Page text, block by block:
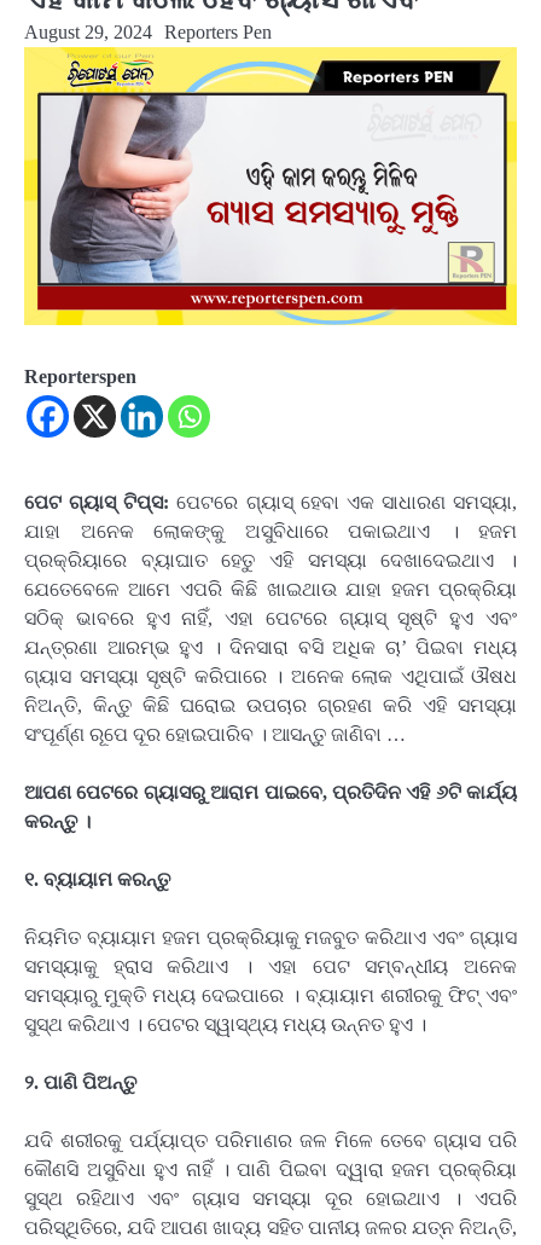
August 29, 2024 Reporters Pen
Reporterspen
ପେଟ ଗ୍ୟାସ୍ ଟିପ୍ସ: ପେଟରେ ଗ୍ୟାସ୍ ହେବା ଏକ ସାଧାରଣ ସମସ୍ୟା,
ଯାହା ଅନେକ ଲୋକଙ୍କୁ ଅସୁବିଧାରେ ପକାଇଥାଏ । ହଜମ
ପ୍ରକ୍ରିୟାରେ ବ୍ୟାଘାତ ହେତୁ ଏହି ସମସ୍ୟା ଦେଖାଦେଇଥାଏ ।
ଯେତେବେଳେ ଆମେ ଏପରି କିଛି ଖାଇଥାଉ ଯାହା ହଜମ ପ୍ରକ୍ରିୟା
ସଠିକ୍ ଭାବରେ ହୁଏ ନାହିଁ, ଏହା ପେଟରେ ଗ୍ୟାସ୍ ସୃଷ୍ଟି ହୁଏ ଏବଂ
ଯନ୍ତ୍ରଣା ଆରମ୍ଭ ହୁଏ । ଦିନସାରା ବସି ଅଧିକ ଚା’ ପିଇବା ମଧ୍ୟ
ଗ୍ୟାସ ସମସ୍ୟା ସୃଷ୍ଟି କରିପାରେ । ଅନେକ ଲୋକ ଏଥିପାଇଁ ଔଷଧ
ନିଅନ୍ତି, କିନ୍ତୁ କିଛି ଘରୋଇ ଉପଚାର ଗ୍ରହଣ କରି ଏହି ସମସ୍ୟା
ସଂପୂର୍ଣ୍ଣ ରୂପେ ଦୂର ହୋଇପାରିବ । ଆସନ୍ତୁ ଜାଣିବା …
ଆପଣ ପେଟରେ ଗ୍ୟାସରୁ ଆରାମ ପାଇବେ, ପ୍ରତିଦିନ ଏହି ୬ଟି କାର୍ଯ୍ୟ
କରନ୍ତୁ ।
୧. ବ୍ୟାୟାମ କରନ୍ତୁ
ନିୟମିତ ବ୍ୟାୟାମ ହଜମ ପ୍ରକ୍ରିୟାକୁ ମଜବୁତ କରିଥାଏ ଏବଂ ଗ୍ୟାସ
ସମସ୍ୟାକୁ ହ୍ରାସ କରିଥାଏ । ଏହା ପେଟ ସମ୍ବନ୍ଧୀୟ ଅନେକ
ସମସ୍ୟାରୁ ମୁକ୍ତି ମଧ୍ୟ ଦେଇପାରେ । ବ୍ୟାୟାମ ଶରୀରକୁ ଫିଟ୍ ଏବଂ
ସୁସ୍ଥ କରିଥାଏ । ପେଟର ସ୍ୱାସ୍ଥ୍ୟ ମଧ୍ୟ ଉନ୍ନତ ହୁଏ ।
୨. ପାଣି ପିଅନ୍ତୁ
ଯଦି ଶରୀରକୁ ପର୍ଯ୍ୟାପ୍ତ ପରିମାଣର ଜଳ ମିଳେ ତେବେ ଗ୍ୟାସ ପରି
କୌଣସି ଅସୁବିଧା ହୁଏ ନାହିଁ । ପାଣି ପିଇବା ଦ୍ୱାରା ହଜମ ପ୍ରକ୍ରିୟା
ସୁସ୍ଥ ରହିଥାଏ ଏବଂ ଗ୍ୟାସ ସମସ୍ୟା ଦୂର ହୋଇଥାଏ । ଏପରି
ପରିସ୍ଥିତିରେ, ଯଦି ଆପଣ ଖାଦ୍ୟ ସହିତ ପାନୀୟ ଜଳର ଯତ୍ନ ନିଅନ୍ତି,